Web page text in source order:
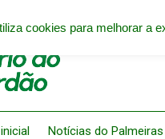
Notícias do Palmeiras
cookies para melhorar a